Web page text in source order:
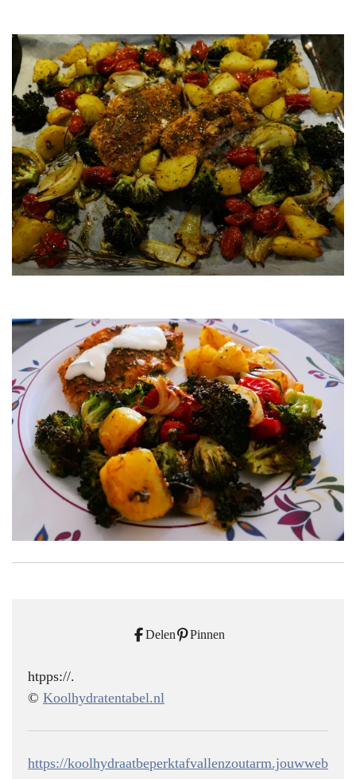
Delen Pinnen
htpps://.
© Koolhydratentabel.nl
https://koolhydraatbeperktafvallenzoutarm.jouwweb